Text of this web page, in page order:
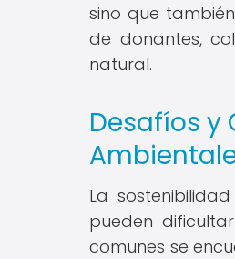
sino que
de donantes,
natural.
Desafíos y
La
pueden
comunes se